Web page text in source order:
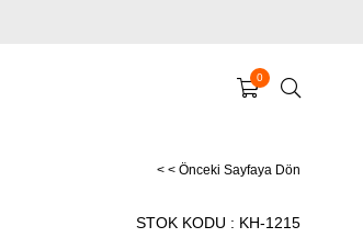
0
< < Önceki Sayfaya Dön
STOK KODU KH-1215